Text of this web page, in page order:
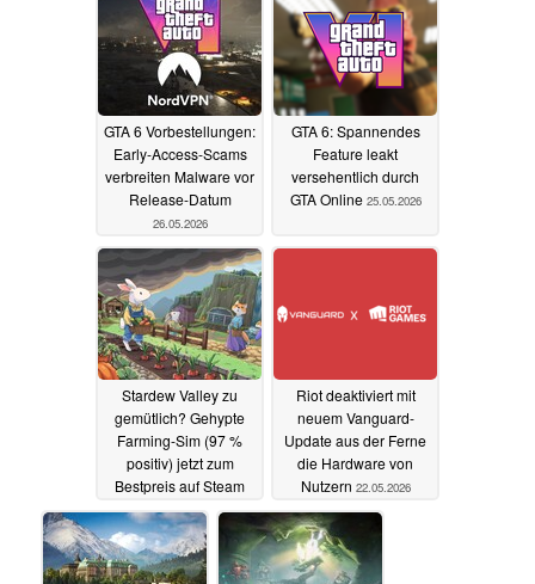
GTA 6 Vorbestellungen:
Early-Access-Scams
verbreiten Malware vor
Release-Datum
26.05.2026
GTA 6: Spannendes
Feature leakt
versehentlich durch
GTA Online 25.05.2026
Stardew Valley zu
gemütlich? Gehypte
Farming-Sim (97 %
positiv) jetzt zum
Bestpreis auf Steam
23.05.2026
Riot deaktiviert mit
neuem Vanguard-
Update aus der Ferne
die Hardware von
Nutzern 22.05.2026